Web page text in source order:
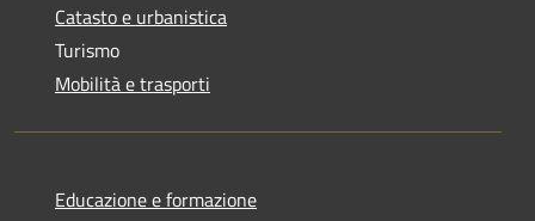
Catasto e urbanistica
Turismo
Mobilità e trasporti
Educazione e formazione